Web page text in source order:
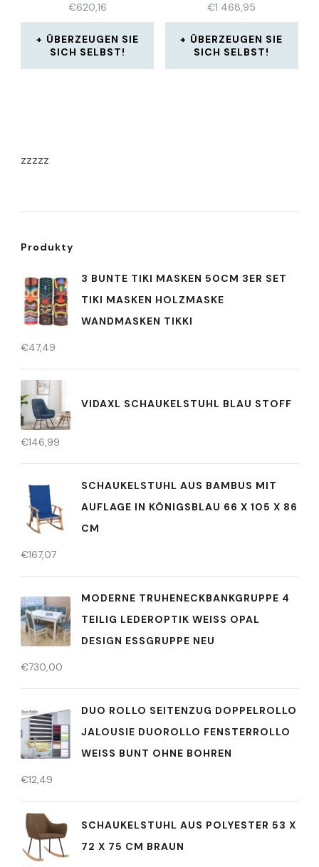
€620,16
ÜBERZEUGEN SIE
SICH SELBST!
€1 468,95
ÜBERZEUGEN SIE
SICH SELBST!
zzzzz
Produkty
3 BUNTE TIKI MASKEN 50CM 3ER SET
TIKI MASKEN HOLZMASKE
WANDMASKEN TIKKI
€47,49
VIDAXL SCHAUKELSTUHL BLAU STOFF
€146,99
SCHAUKELSTUHL AUS BAMBUS MIT
AUFLAGE IN KÖNIGSBLAU 66 X 105 X 86
CM
€167,07
MODERNE TRUHENECKBANKGRUPPE 4
TEILIG LEDEROPTIK WEISS OPAL D
ESIGN ESSGRUPPE NEU
€730,00
DUO ROLLO SEITENZUG DOPPELROLLO
JALOUSIE DUOROLLO FENSTERROLLO
WEISS BUNT OHNE BOHREN
€12,49
SCHAUKELSTUHL AUS POLYESTER 53 X
72 X 75 CM BRAUN